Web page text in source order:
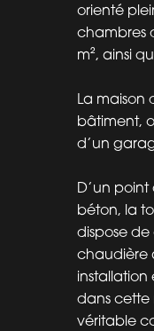
orienté
chambres
m², ainsi
La maison
bâtiment,
d’un
D’un
béton, la
dispose
chaudière
installation
dans cette
véritable